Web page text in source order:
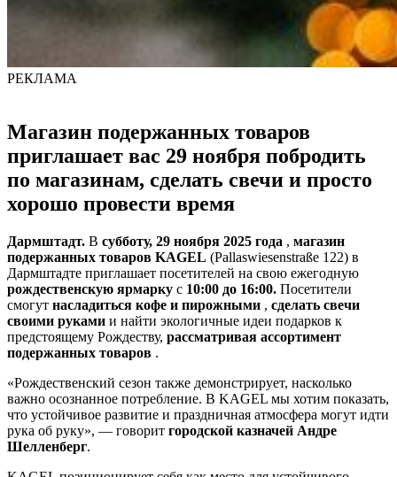
РЕКЛАМА
Магазин подержанных товаров
приглашает вас 29 ноября побродить
по магазинам, сделать свечи и просто
хорошо провести время
Дармштадт. В субботу, 29 ноября 2025 года , магазин
подержанных товаров KAGEL (Pallaswiesenstraße 122) в
Дармштадте приглашает посетителей на свою ежегодную
рождественскую ярмарку с 10:00 до 16:00. Посетители
смогут насладиться кофе и пирожными , сделать свечи
своими руками и найти экологичные идеи подарков к
предстоящему Рождеству, рассматривая ассортимент
подержанных товаров .
«Рождественский сезон также демонстрирует, насколько
важно осознанное потребление. В KAGEL мы хотим показать,
что устойчивое развитие и праздничная атмосфера могут идти
рука об руку», — говорит городской казначей Андре
Шелленберг.